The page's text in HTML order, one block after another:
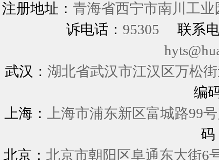
注册地址： 青海省西宁市南川工
诉电话： 95305
联系
武汉： 湖北省武汉市江汉区万松
编
上海：
上海市浦东新区富
码
北京： 北京市朝阳区阜通东大